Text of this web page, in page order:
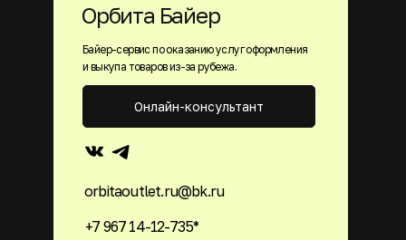
Байер-сервис по оказанию услуг оформления
и выкупа товаров из-за рубежа.
+7 967 14-12-735*
orbitaoutlet.ru@bk.ru
Онлайн-консультант
Орбита Байер